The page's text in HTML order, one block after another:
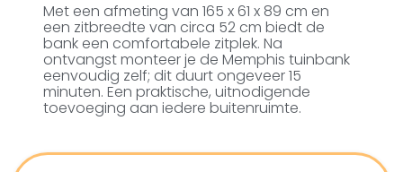
Met een afmeting van 165 x 61 x 89 cm en
een zitbreedte van circa 52 cm biedt de
bank een comfortabele zitplek. Na
ontvangst monteer je de Memphis tuinbank
eenvoudig zelf; dit duurt ongeveer 15
minuten. Een praktische, uitnodigende
toevoeging aan iedere buitenruimte.